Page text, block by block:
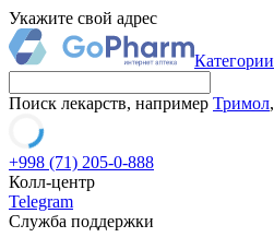
Укажите свой адрес
Категории
Поиск лекарств, например Тримол,
+998 (71) 205-0-888
Колл-центр
Telegram
Служба поддержки